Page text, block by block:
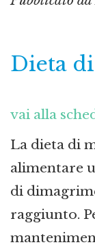
Dieta
vai alla
La dieta di
alimentare
di
raggiunto.